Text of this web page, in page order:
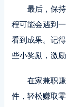
最后，保
程可能会遇到
看到成果。记
些小奖励，激
在家兼职
件，轻松赚取